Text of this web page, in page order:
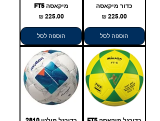
כדור מיקאסה
מחיר
הוספה לסל
מיקאסה FT5
מחיר‏225.00 ‏₪
הוספה לסל